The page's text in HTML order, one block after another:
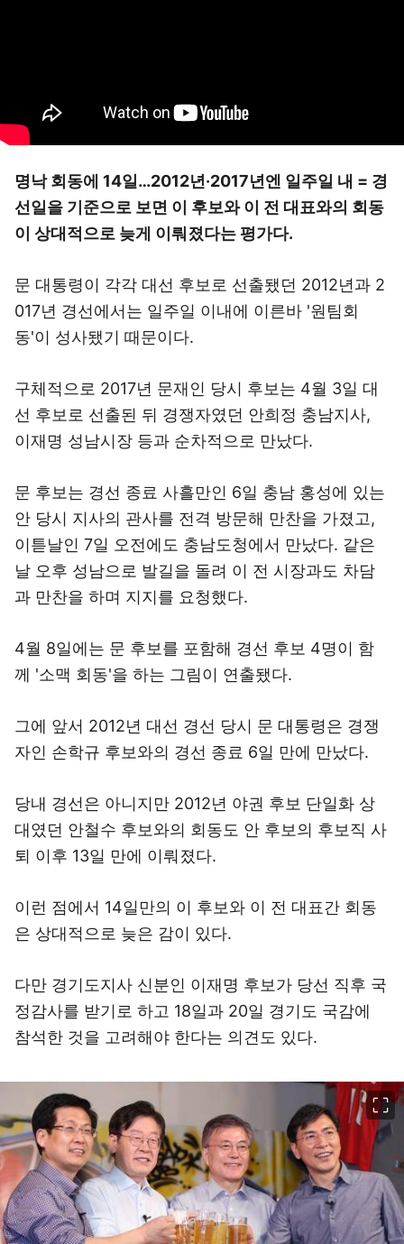
명낙 회동에 14일…2012년·2017년엔 일주일 내 = 경
선일을 기준으로 보면 이 후보와 이 전 대표와의 회동
이 상대적으로 늦게 이뤄졌다는 평가다.
문 대통령이 각각 대선 후보로 선출됐던 2012년과 2
017년 경선에서는 일주일 이내에 이른바 '원팀회
동'이 성사됐기 때문이다.
구체적으로 2017년 문재인 당시 후보는 4월 3일 대
선 후보로 선출된 뒤 경쟁자였던 안희정 충남지사,
이재명 성남시장 등과 순차적으로 만났다.
문 후보는 경선 종료 사흘만인 6일 충남 홍성에 있는
안 당시 지사의 관사를 전격 방문해 만찬을 가졌고,
이튿날인 7일 오전에도 충남도청에서 만났다. 같은
날 오후 성남으로 발길을 돌려 이 전 시장과도 차담
과 만찬을 하며 지지를 요청했다.
4월 8일에는 문 후보를 포함해 경선 후보 4명이 함
께 '소맥 회동'을 하는 그림이 연출됐다.
그에 앞서 2012년 대선 경선 당시 문 대통령은 경쟁
자인 손학규 후보와의 경선 종료 6일 만에 만났다.
당내 경선은 아니지만 2012년 야권 후보 단일화 상
대였던 안철수 후보와의 회동도 안 후보의 후보직 사
퇴 이후 13일 만에 이뤄졌다.
이런 점에서 14일만의 이 후보와 이 전 대표간 회동
은 상대적으로 늦은 감이 있다.
다만 경기도지사 신분인 이재명 후보가 당선 직후 국
정감사를 받기로 하고 18일과 20일 경기도 국감에
참석한 것을 고려해야 한다는 의견도 있다.